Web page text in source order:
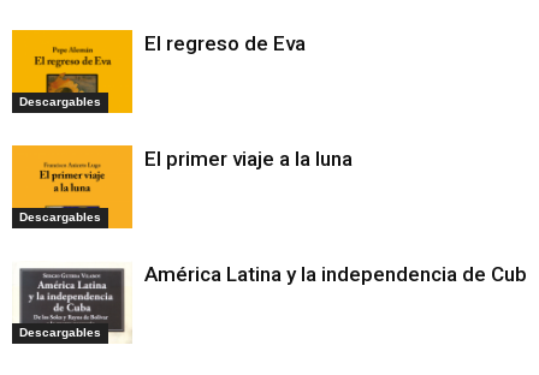
Descargables
El regreso de Eva
Descargables
El primer viaje a la luna
Descargables
América Latina y la independencia de Cuba